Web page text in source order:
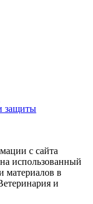
защиты
с сайта
использованный
материалов в
и